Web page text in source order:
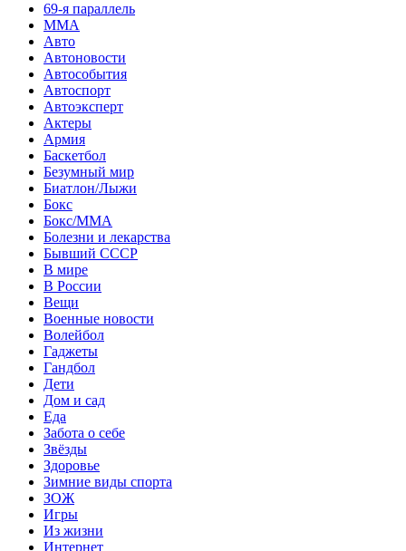
69-я параллель
MMA
Авто
Автоновости
Автособытия
Автоспорт
Автоэксперт
Актеры
Армия
Баскетбол
Безумный мир
Биатлон/Лыжи
Бокс
Бокс/MMA
Болезни и лекарства
Бывший СССР
В мире
В России
Вещи
Военные новости
Волейбол
Гаджеты
Гандбол
Дети
Дом и сад
Еда
Забота о себе
Звёзды
Здоровье
Зимние виды спорта
ЗОЖ
Игры
Из жизни
Интернет